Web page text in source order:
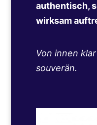
authentisch,
wirksam
Von innen
souverän.